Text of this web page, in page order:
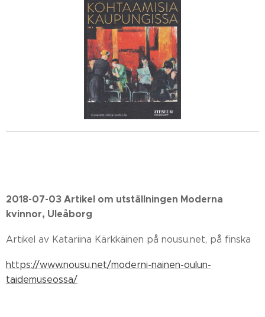
2018-07-03 Artikel om utställningen Moderna
kvinnor, Uleåborg
Artikel av Katariina Kärkkäinen på nousu.net, på finska
https://www.nousu.net/moderni-nainen-oulun-
taidemuseossa/